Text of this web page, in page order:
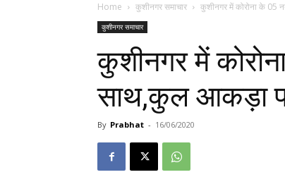
Home कुशीनगर समाचार कुशीनगर में कोरोना के 05
कुशीनगर समाचार
कुशीनगर में
साथ,कुल आकड़ा
By Prabhat - 16/06/2020